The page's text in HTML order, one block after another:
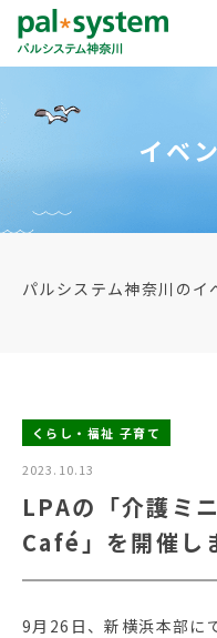
イベ
パルシステム神奈川のイ
くらし・福祉 子育て
2023.10.13
LPAの「介護ミ
Café」を開催し
9月26日、新横浜本部に